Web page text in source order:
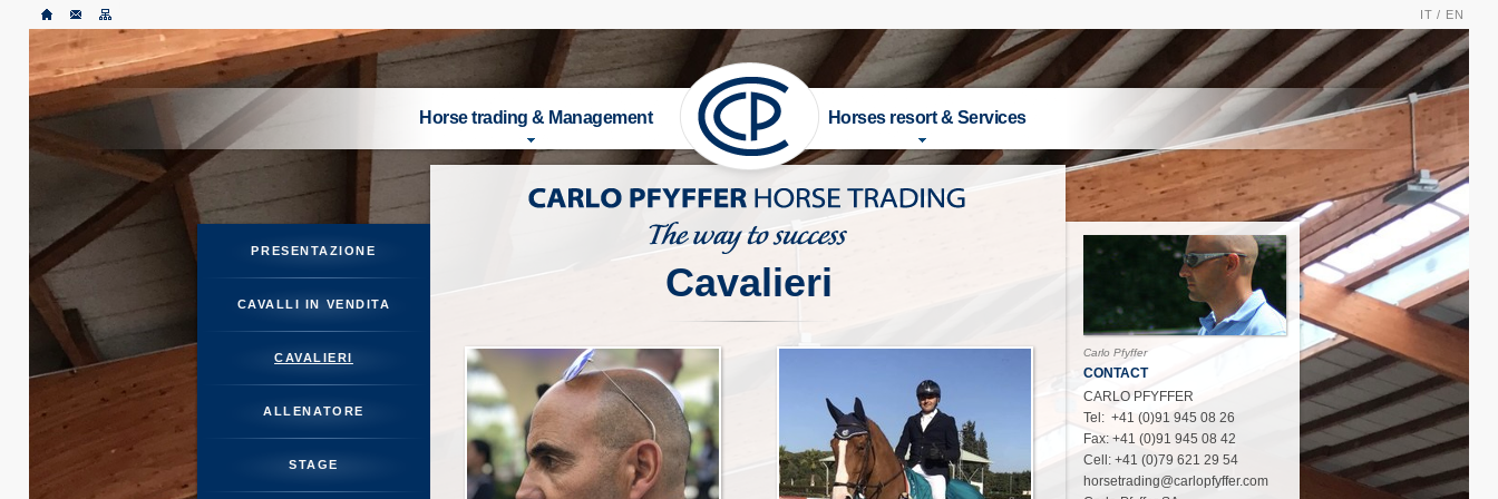
IT / EN
Horse trading & Management
ALLENATORE
STAGE
CARRIERA CAVALLO
Horses resort & Services
INFRASTRUTTURA
ATTIVITA & SERVIZI
RIDING SCHOOL
ISTRUTTORI
LISTINO PREZZI
PRESENTAZIONE
CAVALLI IN VENDITA
CAVALIERI
ALLENATORE
STAGE
Cavalieri
Carlo Pfyffer
CONTACT
CARLO PFYFFER
Tel: +41 (0)91 945 08 26
Fax: +41 (0)91 945 08 42
Cell: +41 (0)79 621 29 54
horsetrading@carlopfyffer.com